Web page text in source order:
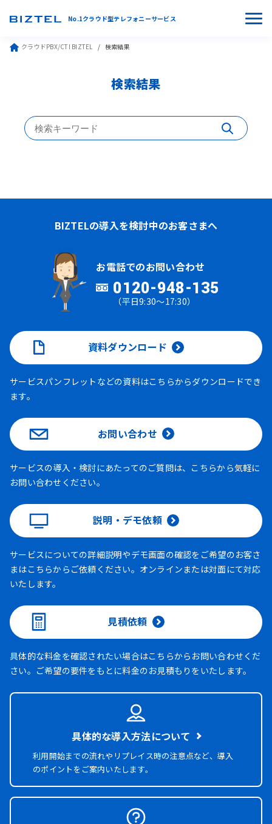
No.1クラウド型テレフォニーサービス
クラウドPBX/CTI BIZTEL 検索結果
検索結果
BIZTELの導入を検討中のお客さまへ
お電話でのお問い合わせ
0120-948-135
（平日9:30～17:30）
資料ダウンロード
サービスパンフレットなどの資料はこちらからダウンロードでき
ます。
お問い合わせ
サービスの導入・検討にあたってのご質問は、こちらから気軽に
お問い合わせください。
説明・デモ依頼
サービスについての詳細説明やデモ画面の確認をご希望のお客さ
まはこちらからご依頼ください。オンラインまたは対面にて対応
いたします。
見積依頼
具体的な料金を確認されたい場合はこちらからお問い合わせくだ
さい。ご希望の要件をもとに料金のお見積もりをいたします。
具体的な導入方法について
利用開始までの流れやリプレイス時の注意点など、導入
のポイントをご案内いたします。